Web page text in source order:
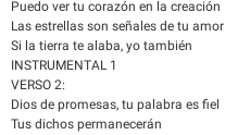
Puedo ver tu corazón en la creación
Las estrellas son señales de tu amor
Si la tierra te alaba, yo también
INSTRUMENTAL 1
VERSO 2:
Dios de promesas, tu palabra es fiel
Tus dichos permanecerán